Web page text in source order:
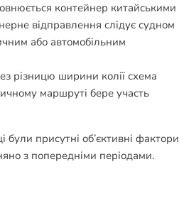
контейнер китайськими
відправлення слідує судном
або автомобільним
різницю ширини колії схема
маршруті бере участь
присутні об’єктивні фактори
з попередніми періодами.